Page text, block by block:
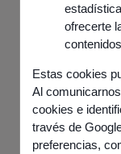
ofrecerte
Estas cookies
Al
cookies e
través de
preferencias,